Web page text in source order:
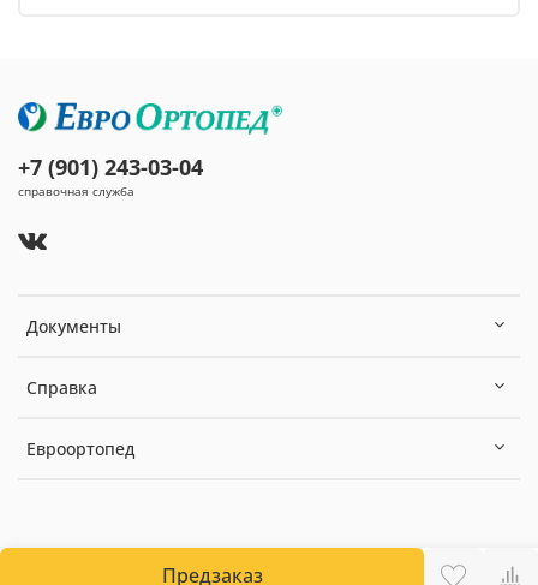
Предзаказ
Документы
Справка
Евроортопед
+7 (901) 243-03-04
справочная служба